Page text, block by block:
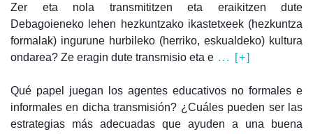
Zer eta nola transmititzen eta eraikitzen dute
Debagoieneko lehen hezkuntzako ikastetxeek (hezkuntza
formalak) ingurune hurbileko (herriko, eskualdeko) kultura
ondarea? Ze eragin dute transmisio eta e ... [+]
Qué papel juegan los agentes educativos no formales e
informales en dicha transmisión? ¿Cuáles pueden ser las
estrategias más adecuadas que ayuden a una buena